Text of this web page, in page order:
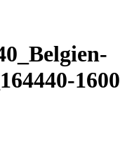
1600